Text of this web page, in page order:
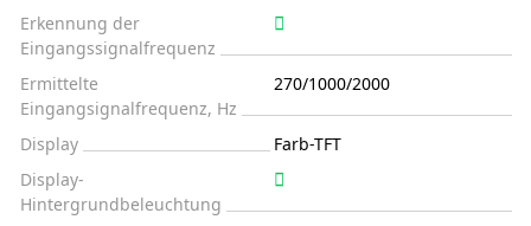
Erkennung der
Eingangssignalfrequenz
Ermittelte
Eingangsignalfrequenz, Hz
270/1000/2000
Display
Farb-TFT
Display-
Hintergrundbeleuchtung